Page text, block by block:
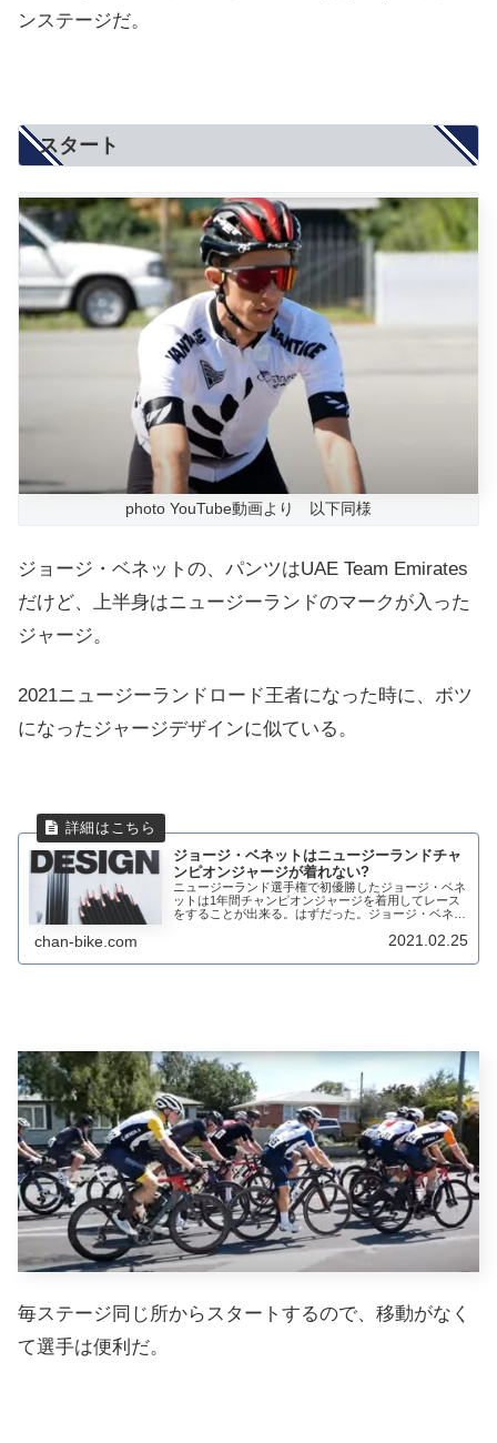
ンステージだ。
スタート
photo YouTube動画より 以下同様
ジョージ・ベネットの、パンツはUAE Team Emirates
だけど、上半身はニュージーランドのマークが入った
ジャージ。
2021ニュージーランドロード王者になった時に、ボツ
になったジャージデザインに似ている。
ジョージ・ベネットはニュージーランドチャ
ンピオンジャージが着れない?
ニュージーランド選手権で初優勝したジョージ・ベネ
ットは1年間チャンピオンジャージを着用してレース
をすることが出来る。はずだった。ジョージ・ベネッ
てようやく王者となったのに、新しいチャンピオン...
chan-bike.com 2021.02.25
毎ステージ同じ所からスタートするので、移動がなく
て選手は便利だ。